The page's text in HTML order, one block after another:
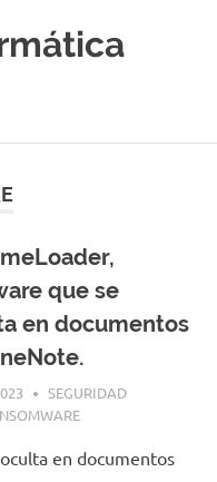
que se
en documentos
SEGURIDAD
en documentos